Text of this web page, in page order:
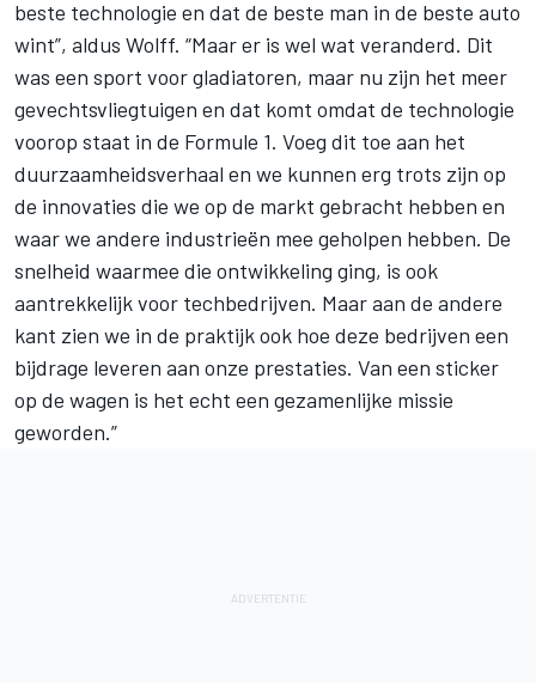
beste technologie en dat de beste man in de beste auto
wint”, aldus Wolff. “Maar er is wel wat veranderd. Dit
was een sport voor gladiatoren, maar nu zijn het meer
gevechtsvliegtuigen en dat komt omdat de technologie
voorop staat in de Formule 1. Voeg dit toe aan het
duurzaamheidsverhaal en we kunnen erg trots zijn op
de innovaties die we op de markt gebracht hebben en
waar we andere industrieën mee geholpen hebben. De
snelheid waarmee die ontwikkeling ging, is ook
aantrekkelijk voor techbedrijven. Maar aan de andere
kant zien we in de praktijk ook hoe deze bedrijven een
bijdrage leveren aan onze prestaties. Van een sticker
op de wagen is het echt een gezamenlijke missie
geworden.”